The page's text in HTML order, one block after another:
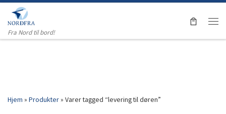
Skip to content
Fra Nord til bord!
Hjem » Produkter» Varer tagged “levering til døren”